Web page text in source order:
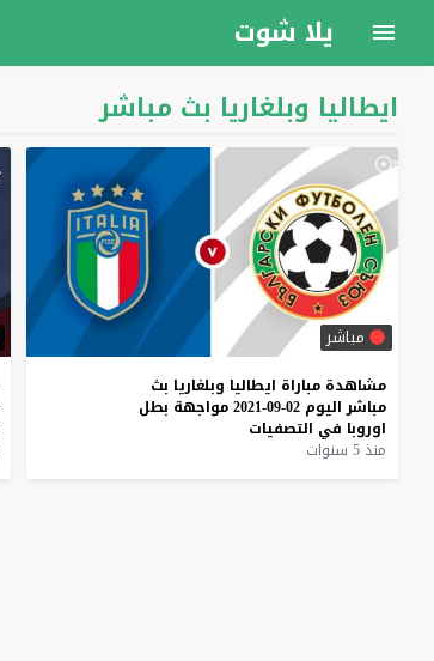
يلا شوت
ايطاليا وبلغاريا بث مباشر
مباشر
مشاهدة مباراة ايطاليا وبلغاريا بث
مباشر اليوم 02-09-2021 مواجهة بطل
اوروبا في التصفيات
منذ 5 سنوات